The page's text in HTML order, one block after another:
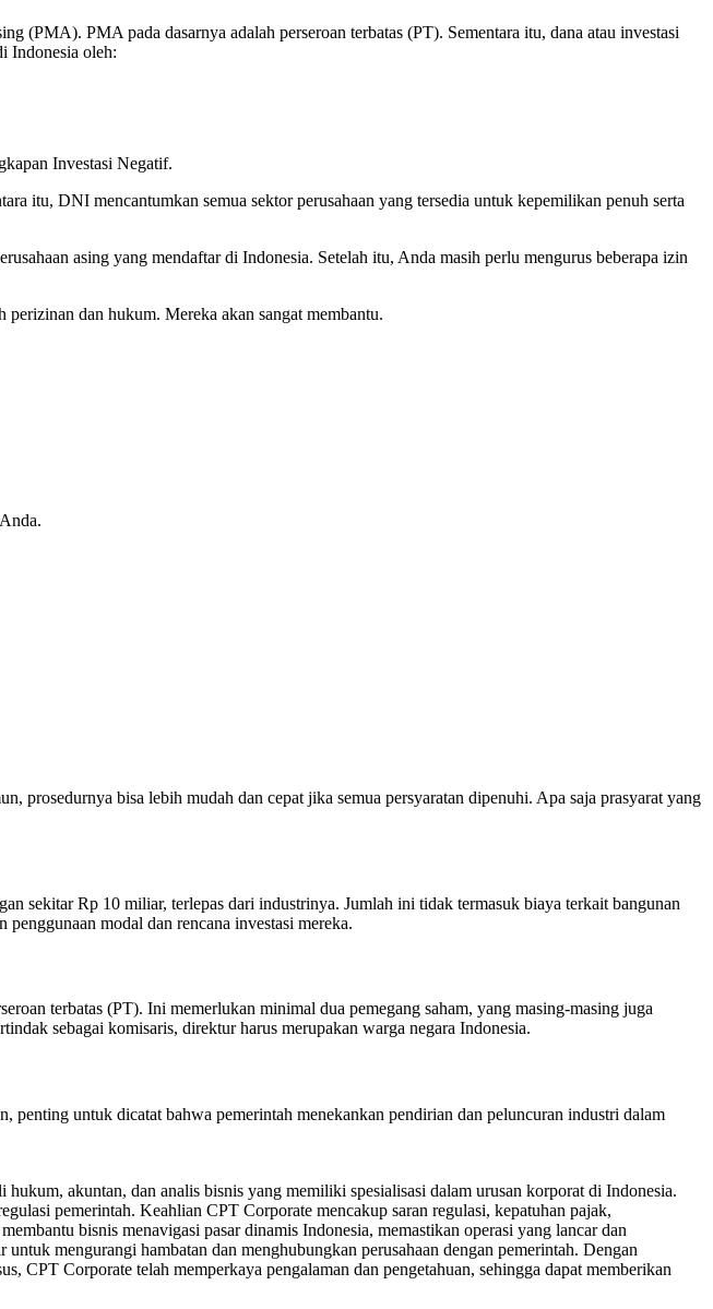
(PMA). PMA pada dasarnya adalah perseroan terbatas (PT). Sementara itu, dana atau investasi
Indonesia oleh:
Investasi Negatif.
itu, DNI mencantumkan semua sektor perusahaan yang tersedia untuk kepemilikan penuh serta
asing yang mendaftar di Indonesia. Setelah itu, Anda masih perlu mengurus beberapa izin
dan hukum. Mereka akan sangat membantu.
prosedurnya bisa lebih mudah dan cepat jika semua persyaratan dipenuhi. Apa saja prasyarat yang
sekitar Rp 10 miliar, terlepas dari industrinya. Jumlah ini tidak termasuk biaya terkait bangunan
modal dan rencana investasi mereka.
terbatas (PT). Ini memerlukan minimal dua pemegang saham, yang masing-masing juga
sebagai komisaris, direktur harus merupakan warga negara Indonesia.
untuk dicatat bahwa pemerintah menekankan pendirian dan peluncuran industri dalam
akuntan, dan analis bisnis yang memiliki spesialisasi dalam urusan korporat di Indonesia.
pemerintah. Keahlian CPT Corporate mencakup saran regulasi, kepatuhan pajak,
bisnis menavigasi pasar dinamis Indonesia, memastikan operasi yang lancar dan
mengurangi hambatan dan menghubungkan perusahaan dengan pemerintah. Dengan
CPT Corporate telah memperkaya pengalaman dan pengetahuan, sehingga dapat memberikan